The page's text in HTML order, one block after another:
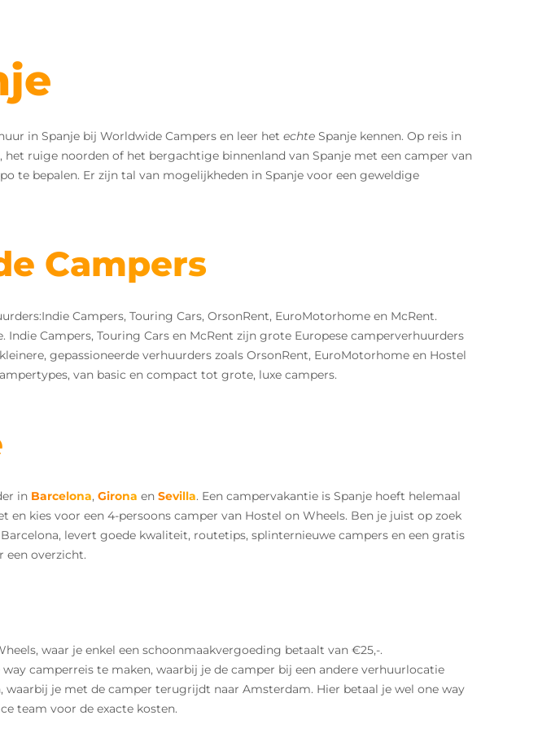
in Spanje bij Worldwide Campers en leer het echte Spanje kennen. Op reis in
ruige noorden of het bergachtige binnenland van Spanje met een camper van
te bepalen. Er zijn tal van mogelijkheden in Spanje voor een geweldige
Campers
Campers, Touring Cars, OrsonRent, EuroMotorhome en McRent.
Campers, Touring Cars en McRent zijn grote Europese camperverhuurders
gepassioneerde verhuurders zoals OrsonRent, EuroMotorhome en Hostel
van basic en compact tot grote, luxe campers.
in Barcelona, Girona en Sevilla. Een campervakantie is Spanje hoeft helemaal
kies voor een 4-persoons camper van Hostel on Wheels. Ben je juist op zoek
levert goede kwaliteit, routetips, splinternieuwe campers en een gratis
een overzicht.
waar je enkel een schoonmaakvergoeding betaalt van €25,-.
camperreis te maken, waarbij je de camper bij een andere verhuurlocatie
je met de camper terugrijdt naar Amsterdam. Hier betaal je wel one way
team voor de exacte kosten.